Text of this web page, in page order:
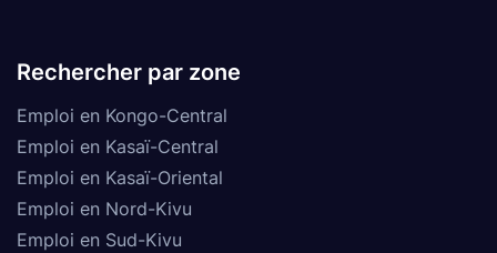
Rechercher par zone
Emploi en Kongo-Central
Emploi en Kasaï-Central
Emploi en Kasaï-Oriental
Emploi en Nord-Kivu
Emploi en Sud-Kivu